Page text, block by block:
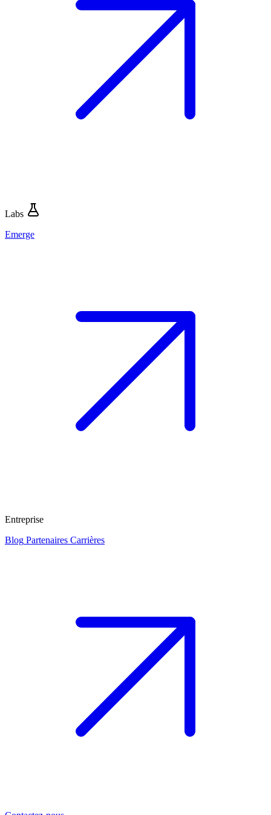
Labs
Emerge
Entreprise
Blog Partenaires Carrières